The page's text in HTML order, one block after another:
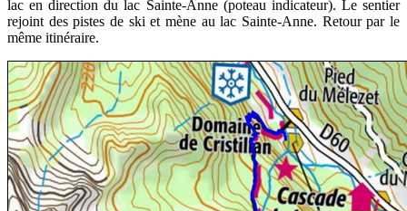
lac en direction du lac Sainte-Anne (poteau indicateur). Le sentier
rejoint des pistes de ski et mène au lac Sainte-Anne. Retour par le
même itinéraire.